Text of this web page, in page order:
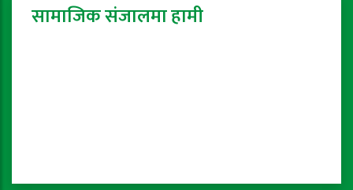
सामाजिक संजालमा हामी